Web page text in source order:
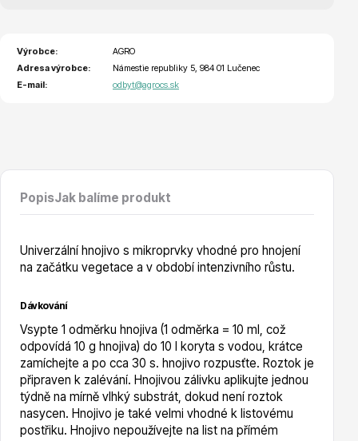
Vzrostlé stromy
Nářadí, příslušenství
Postřiky, přípravky
Výrobce:
AGRO
Adresa výrobce:
Námestie republiky 5, 984 01 Lučenec
E-mail:
odbyt@agrocs.sk
PopisJak balíme produkt
Univerzální hnojivo s mikroprvky vhodné pro hnojení
na začátku vegetace a v období intenzivního růstu.
Dávkování
Vsypte 1 odměrku hnojiva (1 odměrka = 10 ml, což
odpovídá 10 g hnojiva) do 10 l koryta s vodou, krátce
zamíchejte a po cca 30 s. hnojivo rozpusťte. Roztok je
připraven k zalévání. Hnojivou zálivku aplikujte jednou
týdně na mírně vlhký substrát, dokud není roztok
nasycen. Hnojivo je také velmi vhodné k listovému
postřiku. Hnojivo nepoužívejte na list na přímém